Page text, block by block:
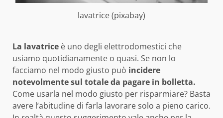
lavatrice (pixabay)
La lavatrice è uno degli elettrodomestici che
usiamo quotidianamente o quasi. Se non lo
facciamo nel modo giusto può incidere
notevolmente sul totale da pagare in bolletta.
Come usarla nel modo giusto per risparmiare? Basta
avere l’abitudine di farla lavorare solo a pieno carico.